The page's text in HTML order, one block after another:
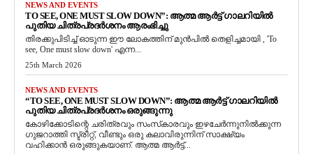
NEWS AND EVENTS
TO SEE, ONE MUST SLOW DOWN”: ആത്മ ആർട്ട് ഗാലറിയിൽ
പുതിയ ചിത്രപ്രദർശനം ആരംഭിച്ചു
തിരക്കുപിടിച്ച് ഓടുന്ന ഈ ലോകത്തിന് മുൻപിൽ തെളിച്ചമായി , 'To
see, One must slow down' എന്ന...
25th March 2026
NEWS AND EVENTS
“TO SEE, ONE MUST SLOW DOWN”: ആത്മ ആർട്ട് ഗാലറിയിൽ
പുതിയ ചിത്രപ്രദർശനം ഒരുങ്ങുന്നു
കോഴിക്കോടിന്റെ ചരിത്രവും സംസ്‌കാരവും ഇഴചേർന്നുനിൽക്കുന്ന
ഗുജറാത്തി സ്ട്രീറ്റ്, വീണ്ടും ഒരു കലാവിരുന്നിന് സാക്ഷ്യം
വഹിക്കാൻ ഒരുങ്ങുകയാണ്. ആത്മ ആർട്ട്...